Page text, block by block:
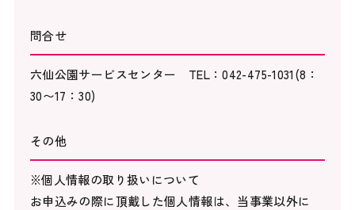
問合せ
六仙公園サービスセンター TEL：042-475-1031(8：
30〜17：30)
その他
※個人情報の取り扱いについて
お申込みの際に頂戴した個人情報は、当事業以外に